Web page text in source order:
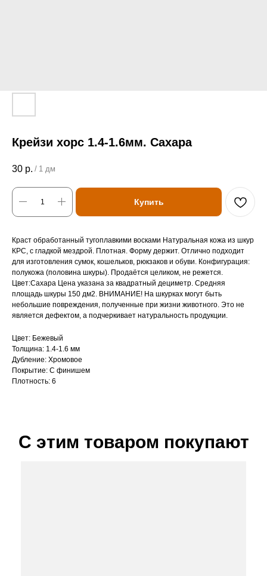
Крейзи хорс 1.4-1.6мм. Сахара
30 р. / 1 дм
Купить
Краст обработанный тугоплавкими восками Натуральная кожа из шкур
КРС, с гладкой мездрой. Плотная. Форму держит. Отлично подходит
для изготовления сумок, кошельков, рюкзаков и обуви. Конфигурация:
полукожа (половина шкуры). Продаётся целиком, не режется.
Цвет:Сахара Цена указана за квадратный дециметр. Средняя
площадь шкуры 150 дм2. ВНИМАНИЕ! На шкурках могут быть
небольшие повреждения, полученные при жизни животного. Это не
является дефектом, а подчеркивает натуральность продукции.
Цвет: Бежевый
Толщина: 1.4-1.6 мм
Дубление: Хромовое
Покрытие: С финишем
Плотность: 6
С этим товаром покупают